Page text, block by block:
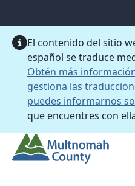
El contenido del sitio
español se traduce
Obtén más
gestiona las
puedes informarnos
que encuentres con